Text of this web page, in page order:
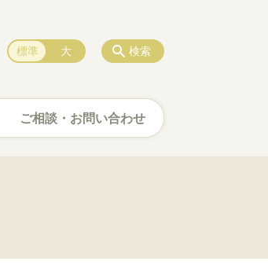
ご相談・お問い合わせ
検索
標準 大